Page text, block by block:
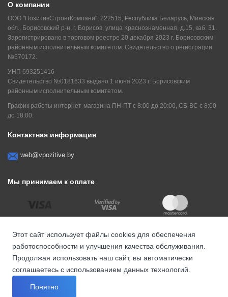
Этот сайт использует файлы cookies для обеспечения
работоспособности и улучшения качества обслуживания.
Продолжая использовать наш сайт, вы автоматически
соглашаетесь с использованием данных технологий.
Понятно
Мы принимаем к оплате
Контактная информация
web@vpozitive.by
О компании
ООО "ПозитивСтронгКомпани", 222515, Республика Беларусь, Минская
обл., Борисовский р-н, г. Борисов, улица Краснознаменная, д.15, каб. 31.
Зарегистрировано в торговом реестре 20 декабря 2023 г. Борисовским
районным исполнительным комитетом. Свидетельство о регистрации
№570172.
УНП 693251416
Свидетельство №0181633 выдано 1 июня 2023 г. Борисовским
районным исполнительным комитетом.
График работы интернет-магазина ПН-ПТ с 8:00 до 20:00, СБ-ВС с 8:00
до 18:00.
© ООО "ПозитивСтронгКомпани" , 2026